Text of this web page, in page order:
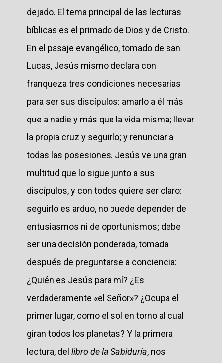
dejado. El tema principal de las lecturas
bíblicas es el primado de Dios y de Cristo.
En el pasaje evangélico, tomado de san
Lucas, Jesús mismo declara con
franqueza tres condiciones necesarias
para ser sus discípulos: amarlo a él más
que a nadie y más que la vida misma; llevar
la propia cruz y seguirlo; y renunciar a
todas las posesiones. Jesús ve una gran
multitud que lo sigue junto a sus
discípulos, y con todos quiere ser claro:
seguirlo es arduo, no puede depender de
entusiasmos ni de oportunismos; debe
ser una decisión ponderada, tomada
después de preguntarse a conciencia:
¿Quién es Jesús para mí? ¿Es
verdaderamente «el Señor»? ¿Ocupa el
primer lugar, como el sol en torno al cual
giran todos los planetas? Y la primera
lectura, del libro de la Sabiduría, nos